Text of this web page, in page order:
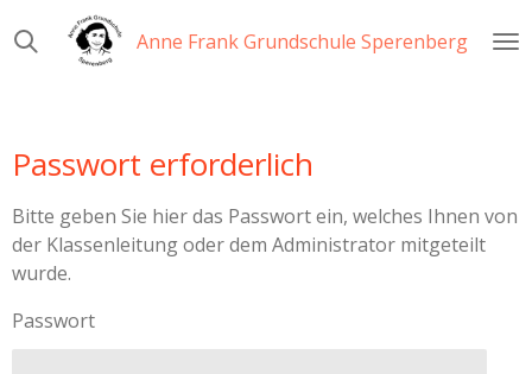
Hauptinhalt
Anne Frank Grundschule Sperenberg
Passwort erforderlich
Bitte geben Sie hier das Passwort ein, welches Ihnen von
der Klassenleitung oder dem Administrator mitgeteilt
wurde.
Passwort